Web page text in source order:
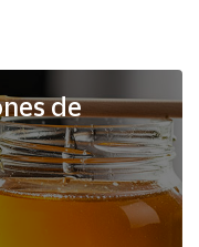
de